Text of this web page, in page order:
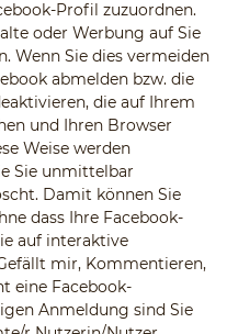
Profil zuzuordnen.
oder Werbung auf Sie
Wenn Sie dies vermeiden
abmelden bzw. die
die auf Ihrem
und Ihren Browser
Weise werden
Sie unmittelbar
Damit können Sie
dass Ihre Facebook-
auf interaktive
mir, Kommentieren,
eine Facebook-
Anmeldung sind Sie